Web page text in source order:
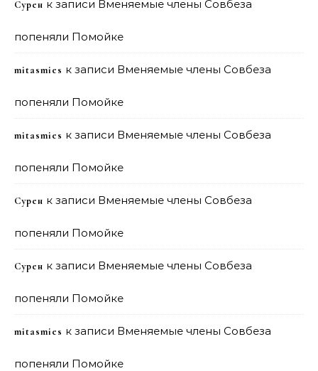
Сурен к записи Вменяемые члены Совбеза
попеняли Помойке
mitasmies к записи Вменяемые члены Совбеза
попеняли Помойке
mitasmies к записи Вменяемые члены Совбеза
попеняли Помойке
Сурен к записи Вменяемые члены Совбеза
попеняли Помойке
Сурен к записи Вменяемые члены Совбеза
попеняли Помойке
mitasmies к записи Вменяемые члены Совбеза
попеняли Помойке